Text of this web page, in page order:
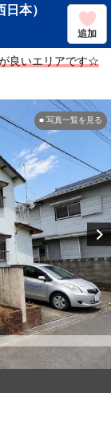
本）
追加
良いエリアです☆
■ 写真一覧を見る